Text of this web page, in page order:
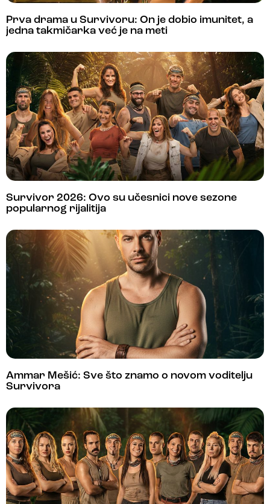
Prva drama u Survivoru: On je dobio imunitet, a
jedna takmičarka već je na meti
Survivor 2026: Ovo su učesnici nove sezone
popularnog rijalitija
Ammar Mešić: Sve što znamo o novom voditelju
Survivora